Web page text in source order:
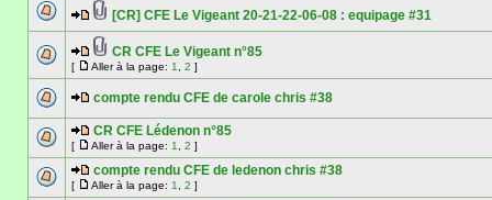
[CR] CFE Le Vigeant 20-21-22-06-08 : equipage #31
CR CFE Le Vigeant n°85
[ Aller à la page: 1 2 ]
compte rendu CFE de carole chris #38
CR CFE Lédenon n°85
[ Aller à la page: 1 2 ]
compte rendu CFE de ledenon chris #38
[ Aller à la page: 1 2 ]